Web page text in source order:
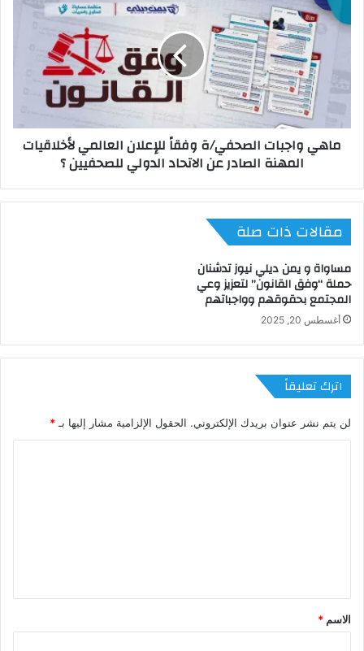
ماهي واجبات الصحفي/ة وفقاً للإعلان العالمي لأخلاقيات
المهنة الصادر عن الاتحاد الدولي للصحفيين ؟
مقالات ذات صلة
مساواة و يمن ديلي نيوز تدشنان
حملة “وفق القانون” لتعزيز وعي
المجتمع بحقوقهم وواجباتهم
أغسطس 20, 2025
اترك تعليقاً
لن يتم نشر عنوان بريدك الإلكتروني. الحقول الإلزامية مشار إليها بـ *
ق
*
الاسم *